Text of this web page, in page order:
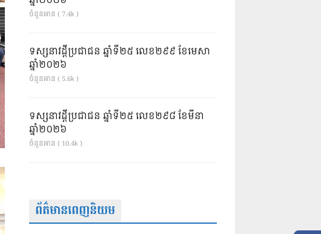
ចំនួនអាន ( 7.4k )
ទស្សនាវដ្ដីប្រជាជន ឆ្នាំទី២៥ លេខ២៩៩ ខែមេសា
ឆ្នាំ២០២៦
ចំនួនអាន ( 5.6k )
ទស្សនាវដ្ដីប្រជាជន ឆ្នាំទី២៥ លេខ២៩៨ ខែមីនា
ឆ្នាំ២០២៦
ចំនួនអាន ( 10.4k )
ព័ត៌មានពេញនិយម